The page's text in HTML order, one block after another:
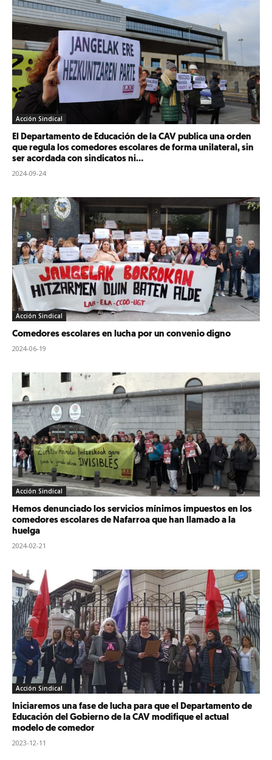
Acción Sindical
El Departamento de Educación de la CAV publica una orden
que regula los comedores escolares de forma unilateral, sin
ser acordada con sindicatos ni...
2024-09-24
Acción Sindical
Comedores escolares en lucha por un convenio digno
2024-06-19
Acción Sindical
Hemos denunciado los servicios mínimos impuestos en los
comedores escolares de Nafarroa que han llamado a la
huelga
2024-02-21
Acción Sindical
Iniciaremos una fase de lucha para que el Departamento de
Educación del Gobierno de la CAV modifique el actual
modelo de comedor
2023-12-11